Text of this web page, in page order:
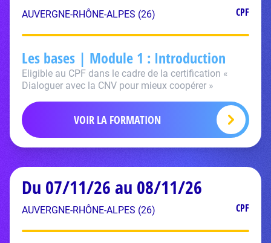
AUVERGNE-RHÔNE-ALPES (26) CPF
Les bases | Module 1 : Introduction
Eligible au CPF dans le cadre de la certification «
Dialoguer avec la CNV pour mieux coopérer »
VOIR LA FORMATION
Du 07/11/26 au 08/11/26
AUVERGNE-RHÔNE-ALPES (26) CPF